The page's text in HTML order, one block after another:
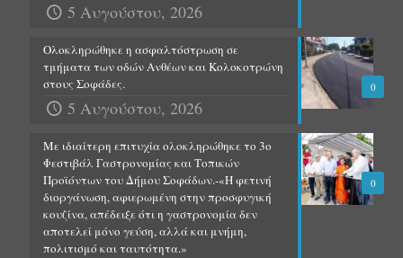
5 Αυγούστου, 2026
0
Ολοκληρώθηκε η ασφαλτόστρωση σε
τμήματα των οδών Ανθέων και Κολοκοτρώνη
στους Σοφάδες.
5 Αυγούστου, 2026
0
Με ιδιαίτερη επιτυχία ολοκληρώθηκε το 3ο
Φεστιβάλ Γαστρονομίας και Τοπικών
Προϊόντων του Δήμου Σοφάδων.-«Η φετινή
διοργάνωση, αφιερωμένη στην προσφυγική
κουζίνα, απέδειξε ότι η γαστρονομία δεν
αποτελεί μόνο γεύση, αλλά και μνήμη,
πολιτισμό και ταυτότητα.»